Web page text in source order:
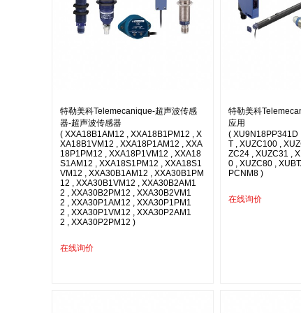
特勒美科Telemecanique-超声波传感
器-超声波传感器
( XXA18B1AM12 , XXA18B1PM12 , X
XA18B1VM12 , XXA18P1AM12 , XXA
18P1PM12 , XXA18P1VM12 , XXA18
S1AM12 , XXA18S1PM12 , XXA18S1
VM12 , XXA30B1AM12 , XXA30B1PM
12 , XXA30B1VM12 , XXA30B2AM1
2 , XXA30B2PM12 , XXA30B2VM1
2 , XXA30P1AM12 , XXA30P1PM1
2 , XXA30P1VM12 , XXA30P2AM1
2 , XXA30P2PM12 )
在线询价
特勒美科
应用
( XU9N18PP341D
T , XUZC100 ,
ZC24 , XUZC31 ,
0 , XUZC80 ,
PCNM8 )
在线询价